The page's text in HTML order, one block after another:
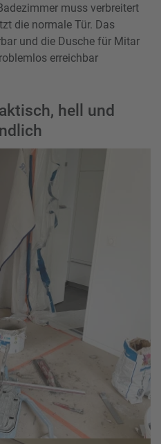
muss verbreitert
die normale Tür. Das
und die Dusche für Mitar
erreichbar
hell und